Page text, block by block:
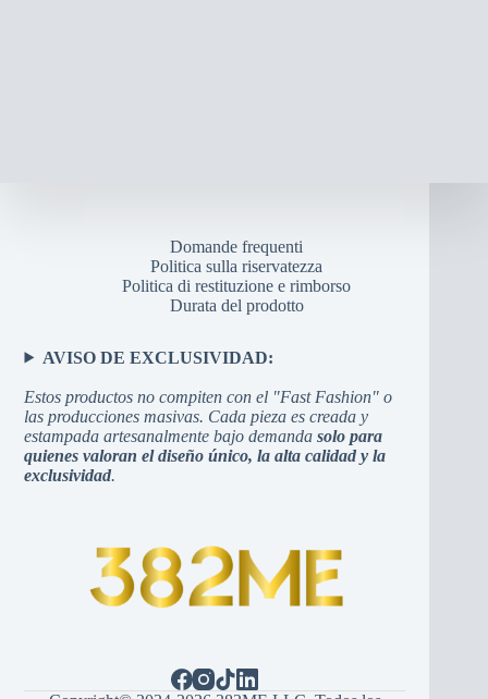
Domande frequenti
Politica sulla riservatezza
Politica di restituzione e rimborso
Durata del prodotto
AVISO DE EXCLUSIVIDAD:
Estos productos no compiten con el "Fast Fashion" o
las producciones masivas. Cada pieza es creada y
estampada artesanalmente bajo demandasolo para
quienes valoran el diseño único, la alta calidad y la
exclusividad.